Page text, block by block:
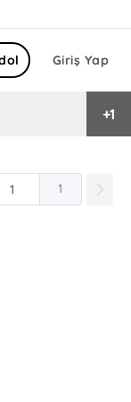
Giriş Yap
+1
1